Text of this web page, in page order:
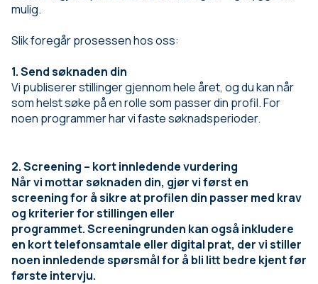
mulig.
Slik foregår prosessen hos oss:
1. Send søknaden din
Vi publiserer stillinger gjennom hele året, og du kan når
som helst søke på en rolle som passer din profil. For
noen programmer har vi faste søknadsperioder.
2. Screening – kort innledende vurdering
Når vi mottar søknaden din, gjør vi først en
screening for å sikre at profilen din passer med krav
og kriterier for stillingen eller
programmet. Screeningrunden kan også inkludere
en kort telefonsamtale eller digital prat, der vi stiller
noen innledende spørsmål for å bli litt bedre kjent før
første intervju.